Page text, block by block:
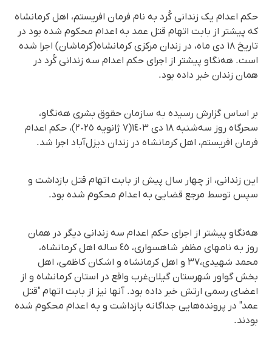
حکم اعدام یک زندانی کُرد به نام‌ فرمان افریستم، اهل کرمانشاه
که پیشتر از بابت اتهام قتل عمد به اعدام محکوم شده بود در
تاریخ ١٨ دی ماه، در زندان مرکزی کرمانشاه(کرماشان) اجرا شده
است. هه‌نگاو پیشتر از اجرای حکم اعدام سە زندانی کُرد در
همان زندان خبر داده بود.
بر اساس گزارش رسیده به سازمان حقوق بشری هه‌نگاو،
سحرگاه روز سەشنبە ١٨ دی ١٤٠٣(٧ ژانویە ٢٠٢٥)، حکم اعدام
فرمان افریستم، اهل کرمانشاه در زندان دیزل‌آباد اجرا شد.
این زندانی، از چهار سال پیش از بابت اتهام قتل بازداشت و
سپس توسط مرجع قضایی به اعدام محکوم شده بود.
هه‌نگاو پیشتر از اجرای حکم اعدام سە زندانی دیگر در همان
روز بە نامهای مظفر شاهسواری، ٤٥ سالە اهل کرمانشاه،
محمد شهیدی،٣٧ و اهل کرمانشاه و اشکان کاظمی، اهل
بخش گواور شهرستان گیلان‌‌غرب واقع در استان کرمانشاه و از
اعضای رسمی ارتش خبر داده بود. آنها نیز از بابت اتهام "قتل
عمد" در پروندەهایی جداگانە بازداشت و به اعدام محکوم شده
بودند.